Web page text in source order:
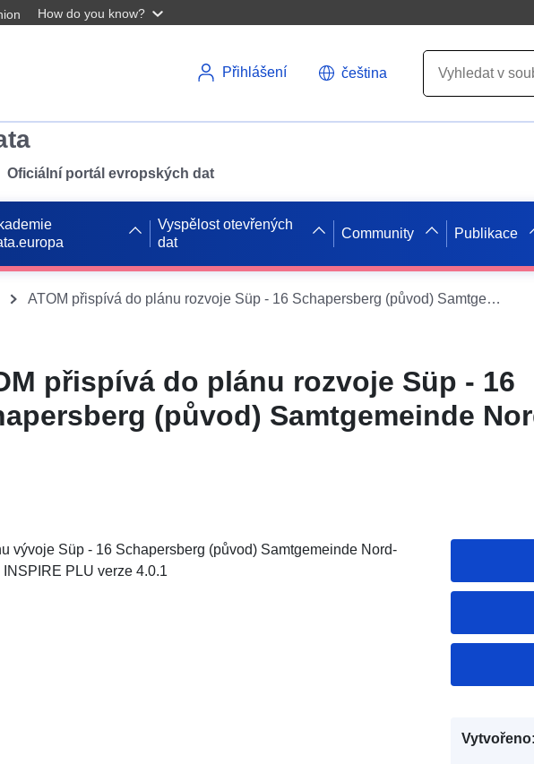
How do you know?
Přihlášení čeština
Oficiální portál evropských dat
Vyspělost otevřených
dat
Community Publikace
ATOM přispívá do plánu rozvoje Süp - 16 Schapersberg (původ) Samtgemeinde Nord-Elm
přispívá do plánu rozvoje Süp - 16
(původ) Samtgemeinde
vývoje Süp - 16 Schapersberg (původ) Samtgemeinde Nord-
PLU verze 4.0.1
Vytvořeno: